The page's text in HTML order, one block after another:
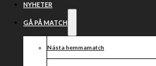
NYHETER
GÅ PÅ MATCH
Nästa hemmamatch